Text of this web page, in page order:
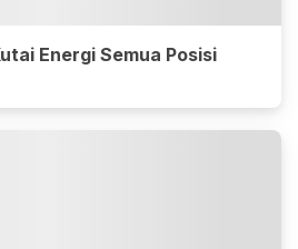
Energi Semua Posisi